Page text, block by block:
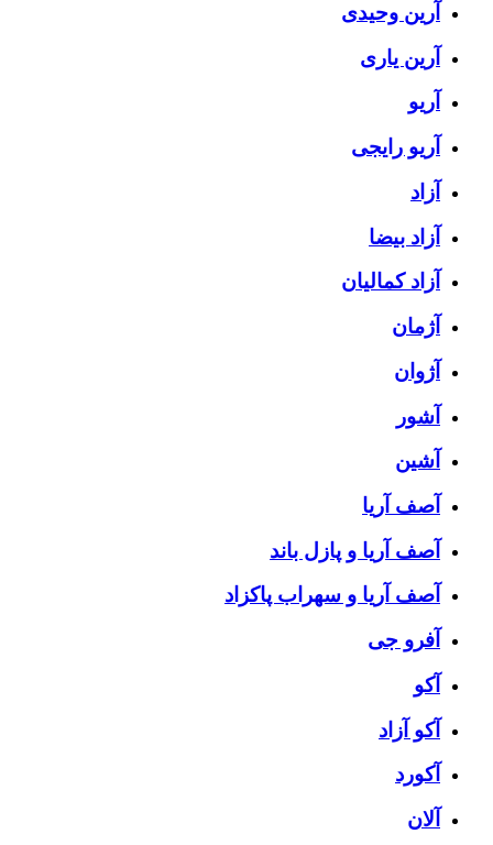
آرین وحیدی
آرین یاری
آریو
آریو رایجی
آزاد
آزاد بیضا
آزاد کمالیان
آژمان
آژوان
آشور
آشین
آصف آریا
آصف آریا و پازل باند
آصف آریا و سهراب پاکزاد
آفرو جی
آکو
آکو آزاد
آکورد
آلان